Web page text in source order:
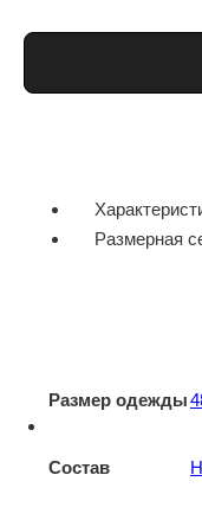
Количество товара
Размерная
Размер одежды
Состав